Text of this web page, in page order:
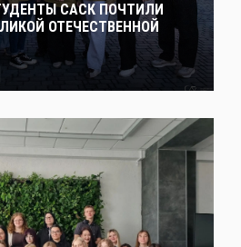
САСК ПОЧТИЛИ
ОТЕЧЕСТВЕННОЙ